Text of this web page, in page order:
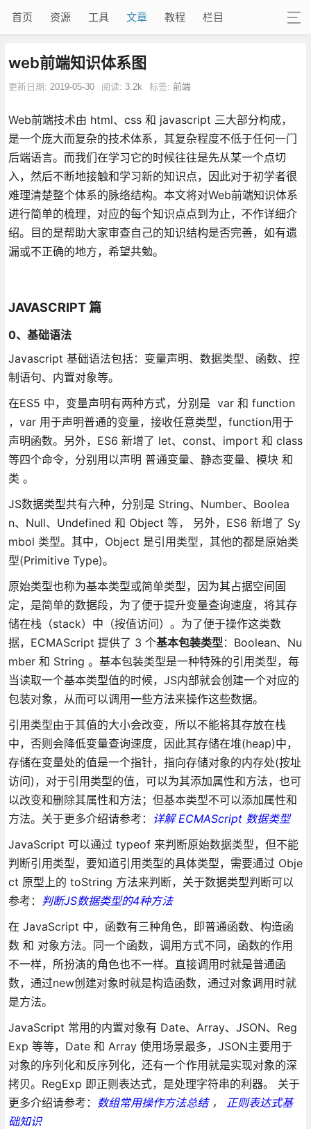
首页 资源 工具 文章 教程 栏目
web前端知识体系图
更新日期: 2019-05-30 阅读: 3.2k 标签: 前端
Web前端技术由 html、css 和 javascript 三大部分构成，
是一个庞大而复杂的技术体系，其复杂程度不低于任何一门
后端语言。而我们在学习它的时候往往是先从某一个点切
入，然后不断地接触和学习新的知识点，因此对于初学者很
难理清楚整个体系的脉络结构。本文将对Web前端知识体系
进行简单的梳理，对应的每个知识点点到为止，不作详细介
绍。目的是帮助大家审查自己的知识结构是否完善，如有遗
漏或不正确的地方，希望共勉。
JAVASCRIPT 篇
0、基础语法
Javascript 基础语法包括：变量声明、数据类型、函数、控
制语句、内置对象等。
在ES5 中，变量声明有两种方式，分别是 var 和 function
，var 用于声明普通的变量，接收任意类型，function用于
声明函数。另外，ES6 新增了 let、const、import 和 class
等四个命令，分别用以声明 普通变量、静态变量、模块 和
类 。
JS数据类型共有六种，分别是 String、Number、Boolea
n、Null、Undefined 和 Object 等， 另外，ES6 新增了 Sy
mbol 类型。其中，Object 是引用类型，其他的都是原始类
型(Primitive Type)。
原始类型也称为基本类型或简单类型，因为其占据空间固
定，是简单的数据段，为了便于提升变量查询速度，将其存
储在栈（stack）中（按值访问）。为了便于操作这类数
据，ECMAScript 提供了 3 个基本包装类型 ：Boolean、Nu
mber 和 String 。基本包装类型是一种特殊的引用类型，每
当读取一个基本类型值的时候，JS内部就会创建一个对应的
包装对象，从而可以调用一些方法来操作这些数据。
引用类型由于其值的大小会改变，所以不能将其存放在栈
中，否则会降低变量查询速度，因此其存储在堆(heap)中，
存储在变量处的值是一个指针，指向存储对象的内存处(按址
访问)，对于引用类型的值，可以为其添加属性和方法，也可
以改变和删除其属性和方法；但基本类型不可以添加属性和
方法。关于更多介绍请参考：
详解 ECMAScript 数据类型
JavaScript 可以通过 typeof 来判断原始数据类型，但不能
判断引用类型，要知道引用类型的具体类型，需要通过 Obje
ct 原型上的 toString 方法来判断，关于数据类型判断可以
参考： 判断JS数据类型的4种方法
在 JavaScript 中，函数有三种角色，即普通函数、构造函
数 和 对象方法。同一个函数，调用方式不同，函数的作用
不一样，所扮演的角色也不一样。直接调用时就是普通函
数，通过new创建对象时就是构造函数，通过对象调用时就
是方法。
JavaScript 常用的内置对象有 Date、Array、JSON、Reg
Exp 等等，Date 和 Array 使用场景最多，JSON主要用于
对象的序列化和反序列化，还有一个作用就是实现对象的深
拷贝。RegExp 即正则表达式，是处理字符串的利器。 关于
更多介绍请参考：
数组常用操作方法总结，
正则表达式基
础知识